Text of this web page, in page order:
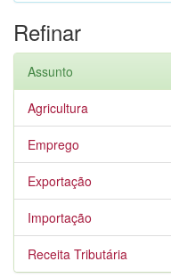
Refinar
Assunto
Agricultura
Emprego
Exportação
Importação
Receita Tributária